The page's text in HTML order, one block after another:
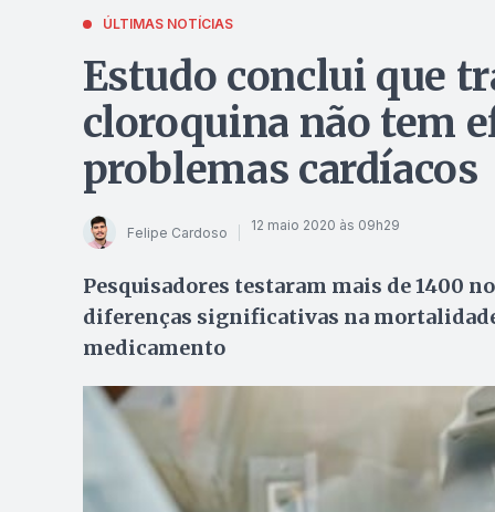
ÚLTIMAS NOTÍCIAS
Estudo conclui que
cloroquina não tem
problemas cardíacos
Felipe Cardoso 12 maio 2020 às 09h29
Pesquisadores testaram mais de 1400
diferenças significativas na
medicamento